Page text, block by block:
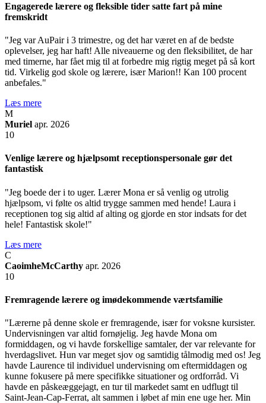
Engagerede lærere og fleksible tider satte fart på mine
fremskridt
"Jeg var AuPair i 3 trimestre, og det har været en af de bedste
oplevelser, jeg har haft! Alle niveauerne og den fleksibilitet, de har
med timerne, har fået mig til at forbedre mig rigtig meget på så kort
tid. Virkelig god skole og lærere, især Marion!! Kan 100 procent
anbefales."
Læs mere
M
Muriel apr. 2026
10
Venlige lærere og hjælpsomt receptionspersonale gør det
fantastisk
"Jeg boede der i to uger. Lærer Mona er så venlig og utrolig
hjælpsom, vi følte os altid trygge sammen med hende! Laura i
receptionen tog sig altid af alting og gjorde en stor indsats for det
hele! Fantastisk skole!"
Læs mere
C
CaoimheMcCarthy apr. 2026
10
Fremragende lærere og imødekommende værtsfamilie
"Lærerne på denne skole er fremragende, især for voksne kursister.
Undervisningen var altid fornøjelig. Jeg havde Mona om
formiddagen, og vi havde forskellige samtaler, der var relevante for
hverdagslivet. Hun var meget sjov og samtidig tålmodig med os! Jeg
havde Laurence til individuel undervisning om eftermiddagen og
kunne fokusere på mere specifikke situationer og ordforråd. Vi
havde en påskeæggejagt, en tur til markedet samt en udflugt til
Saint-Jean-Cap-Ferrat, alt sammen i løbet af min ene uge her. Min